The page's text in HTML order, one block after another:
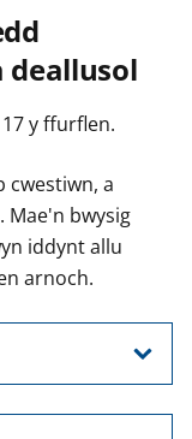
deallusol
y ffurflen.
cwestiwn, a
Mae'n bwysig
iddynt allu
arnoch.